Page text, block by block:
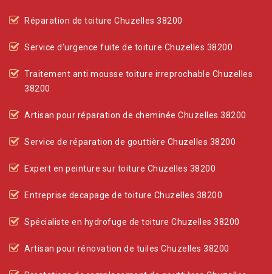
Réparation de toiture Chuzelles 38200
Service d'urgence fuite de toiture Chuzelles 38200
Traitement anti mousse toiture irreprochable Chuzelles
38200
Artisan pour réparation de cheminée Chuzelles 38200
Service de réparation de gouttière Chuzelles 38200
Expert en peinture sur toiture Chuzelles 38200
Entreprise decapage de toiture Chuzelles 38200
Spécialiste en hydrofuge de toiture Chuzelles 38200
Artisan pour rénovation de tuiles Chuzelles 38200